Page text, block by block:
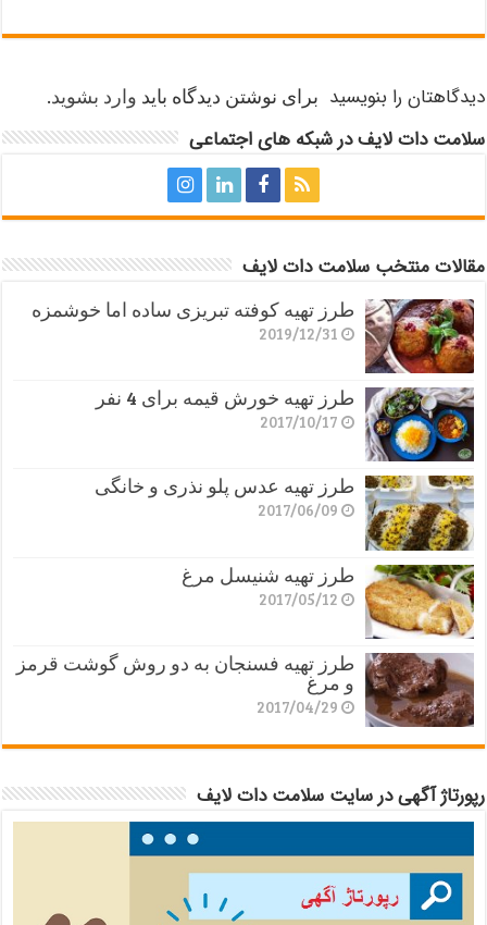
دیدگاهتان را بنویسید برای نوشتن دیدگاه باید وارد بشوید.
سلامت دات لایف در شبکه های اجتماعی
مقالات منتخب سلامت دات لایف
طرز تهیه کوفته تبریزی ساده اما خوشمزه
2019/12/31
طرز تهیه خورش قیمه برای 4 نفر
2017/10/17
طرز تهیه عدس پلو نذری و خانگی
2017/06/09
طرز تهیه شنیسل مرغ
2017/05/12
طرز تهیه فسنجان به دو روش گوشت قرمز
و مرغ
2017/04/29
رپورتاژ آگهی در سایت سلامت دات لایف